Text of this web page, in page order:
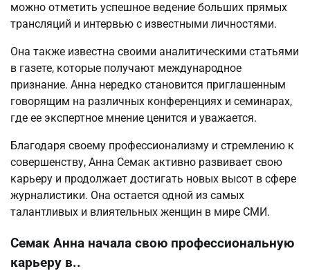
можно отметить успешное ведение больших прямых
трансляций и интервью с известными личностями.
Она также известна своими аналитическими статьями
в газете, которые получают международное
признание. Анна нередко становится приглашенным
говорящим на различных конференциях и семинарах,
где ее экспертное мнение ценится и уважается.
Благодаря своему профессионализму и стремлению к
совершенству, Анна Семак активно развивает свою
карьеру и продолжает достигать новых высот в сфере
журналистики. Она остается одной из самых
талантливых и влиятельных женщин в мире СМИ.
Семак Анна начала свою профессиональную
карьеру в..